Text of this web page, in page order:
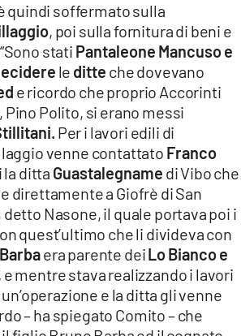
quindi soffermato sulla
, poi sulla fornitura di beni e
stati Pantaleone Mancuso e
le ditte che dovevano
e ricordo che proprio Accorinti
Pino Polito, si erano messi
Per i lavori edili di
venne contattato Franco
la ditta Guastalegname di Vibo che
direttamente a Giofrè di San
detto Nasone, il quale portava poi i
quest’ultimo che li divideva con
era parente deiLo Bianco e
e mentre stava realizzando i lavori
e la ditta gli venne
– ha spiegato Comito – che